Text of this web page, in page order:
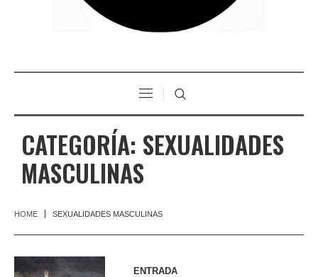
CATEGORÍA: SEXUALIDADES
MASCULINAS
HOME SEXUALIDADES MASCULINAS
ENTRADA